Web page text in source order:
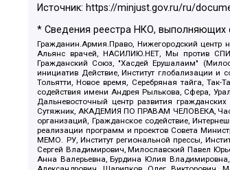
Источник: https://minjust.gov.ru/ru/
* Сведения реестра НКО, выполняющих
Гражданин.Армия.Право, Нижегородский центр
Альянс врачей, НАСИЛИЮ.НЕТ, Мы против
Гражданский Союз, "Хасдей Ерушалаим"
инициатив Действие, Институт глобализации
Тольятти, Новое время, Серебряная тайга,
содействия имени Андрея Рылькова, Сфера,
Дальневосточный центр развития
Сутяжник, АКАДЕМИЯ ПО ПРАВАМ ЧЕЛОВЕКА,
организаций, Гражданское содействие,
реализации программ и проектов Совета
МЕМО. РУ, Институт региональной прессы,
Сергей Владимирович, Милославский Павел
Анна Валерьевна, Бурдина Юлия